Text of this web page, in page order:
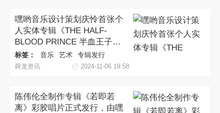
嘿哟音乐设计策划庆怜首张个
人实体专辑《THE HALF-
BLOOD PRINCE 半血王子》
正式预售
标签： 音乐 艺术 专辑发行
舜龙资讯 2024-11-06 19:58
陈伟伦全制作专辑《若即若
离》彩胶唱片正式发行，由嘿